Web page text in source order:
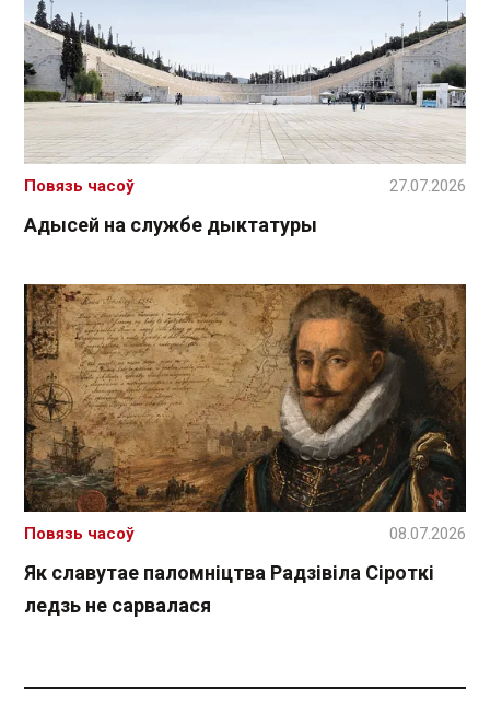
Адысей на службе дыктатуры
Повязь часоў 27.07.2026
Як славутае паломніцтва Радзівіла Сіроткі
ледзь не сарвалася
Повязь часоў 08.07.2026